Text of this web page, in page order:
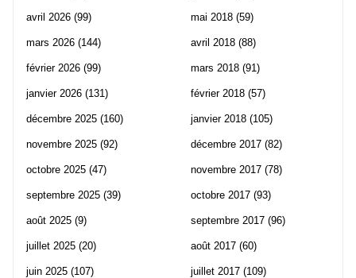
avril 2026 (99)
mars 2026 (144)
février 2026 (99)
janvier 2026 (131)
décembre 2025 (160)
novembre 2025 (92)
octobre 2025 (47)
septembre 2025 (39)
août 2025 (9)
juillet 2025 (20)
juin 2025 (107)
mai 2018 (59)
avril 2018 (88)
mars 2018 (91)
février 2018 (57)
janvier 2018 (105)
décembre 2017 (82)
novembre 2017 (78)
octobre 2017 (93)
septembre 2017 (96)
août 2017 (60)
juillet 2017 (109)